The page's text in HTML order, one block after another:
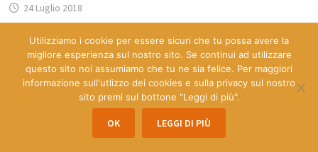
24 Luglio 2018
Utilizziamo i cookie per essere sicuri che tu possa avere la
migliore esperienza sul nostro sito. Se continui ad utilizzare
questo sito noi assumiamo che tu ne sia felice. Per maggiori
informazione sull'utlizzo dei cookies e sulla privacy sul nostro
sito premi sul bottone "Leggi di più".
OK LEGGI DI PIÙ